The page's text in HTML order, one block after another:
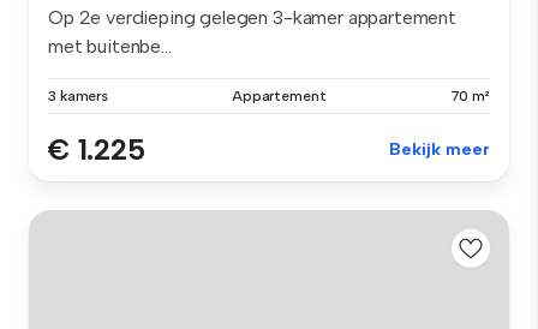
Op 2e verdieping gelegen 3-kamer appartement
met buitenbe...
3 kamers Appartement 70 m²
€ 1.225 Bekijk meer